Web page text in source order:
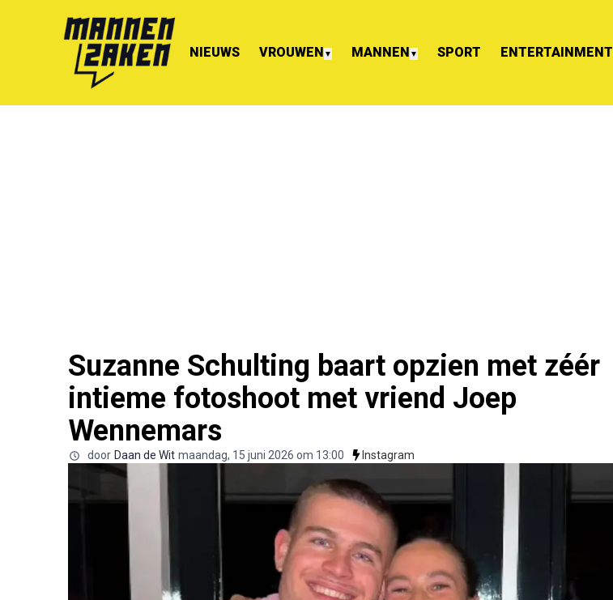
NIEUWS VROUWEN ▼ MANNEN ▼ SPORT ENTERTAINMENT
Suzanne Schulting baart opzien met zéér
intieme fotoshoot met vriend Joep
Wennemars
door Daan de Wit maandag, 15 juni 2026 om 13:00 Instagram